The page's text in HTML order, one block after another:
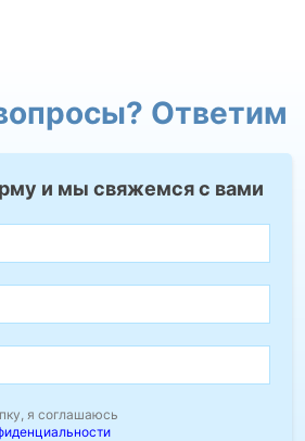
Ответим
и мы свяжемся с вами
я соглашаюсь